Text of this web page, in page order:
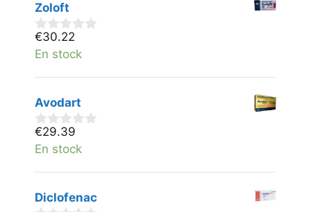
Zoloft
0
v
n
€30.22
En stock
Avodart
0
v
n
€29.39
En stock
Diclofenac